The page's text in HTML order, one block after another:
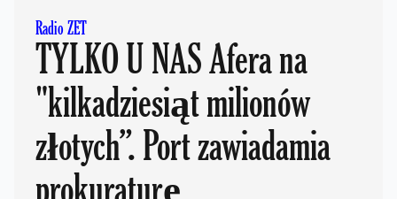
Radio ZET
TYLKO U NAS Afera na
"kilkadziesiąt milionów
złotych”. Port zawiadamia
prokuraturę